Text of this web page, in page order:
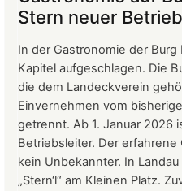
vom
März
2026
Stern neuer
In der Gastronomie der
Kapitel aufgeschlagen. Die
die dem Landeckverein
Einvernehmen vom
getrennt. Ab 1. Januar 2026
Betriebsleiter. Der
kein Unbekannter. In
„Stern‘l“ am Kleinen Platz.